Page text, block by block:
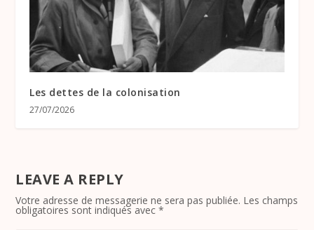
Les dettes de la colonisation
27/07/2026
LEAVE A REPLY
Votre adresse de messagerie ne sera pas publiée. Les champs
obligatoires sont indiqués avec*